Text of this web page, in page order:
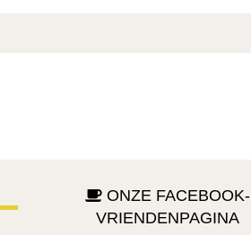
ONZE FACEBOOK-
VRIENDENPAGINA